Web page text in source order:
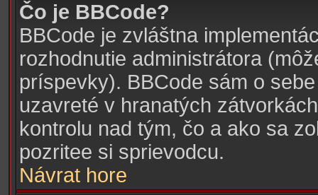
Čo je BBCode?
BBCode je zvláštna
rozhodnutie administrátora
príspevky). BBCode sám o
uzavreté v hranatých
kontrolu nad tým, čo a ako sa
pozritee si sprievodcu.
Návrat hore